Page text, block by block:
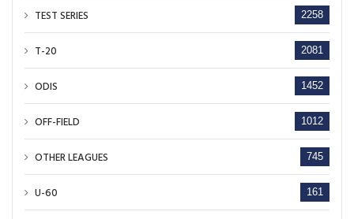
TEST SERIES 2258
T-20 2081
ODIS 1452
OFF-FIELD 1012
OTHER LEAGUES 745
U-60 161